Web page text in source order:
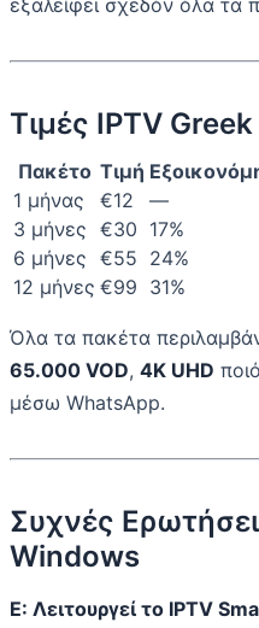
εξαλείφει σχεδόν όλα τα
Τιμές IPTV Greek
Πακέτο Τιμή
1 μήνας
€12
—
3 μήνες €30 17%
6 μήνες €55 24%
12 μήνες €99 31%
Όλα τα πακέτα
65.000 VOD, 4K UHD
μέσω WhatsApp.
Συχνές
Windows
Ε: Λειτουργεί το IPTV